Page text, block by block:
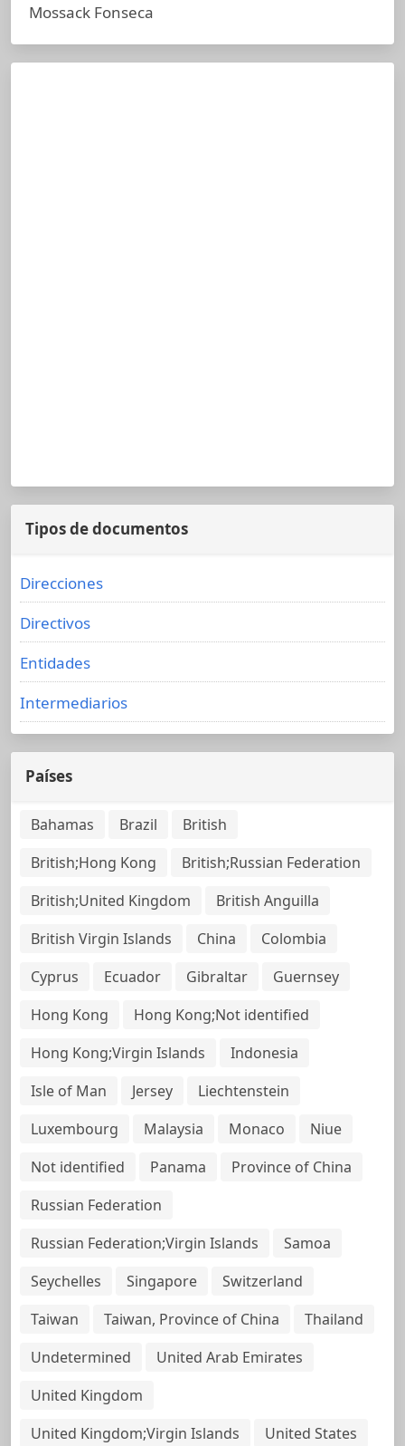
Mossack Fonseca
Tipos de documentos
Direcciones
Directivos
Entidades
Intermediarios
Países
Bahamas Brazil
British
British;Hong Kong
British;Russian Federation
British;United Kingdom
British Anguilla
British Virgin Islands
China
Colombia
Cyprus
Ecuador Gibraltar
Guernsey
Hong Kong
Hong Kong;Not identified
Hong Kong;Virgin Islands
Indonesia
Isle of Man
Jersey
Liechtenstein
Luxembourg
Malaysia Monaco
Niue
Not identified
Panama
Province of China
Russian Federation
Russian Federation;Virgin Islands
Samoa
Seychelles
Singapore
Switzerland
Taiwan
Taiwan, Province of China
Thailand
Undetermined
United Arab Emirates
United Kingdom
United Kingdom;Virgin Islands
United States